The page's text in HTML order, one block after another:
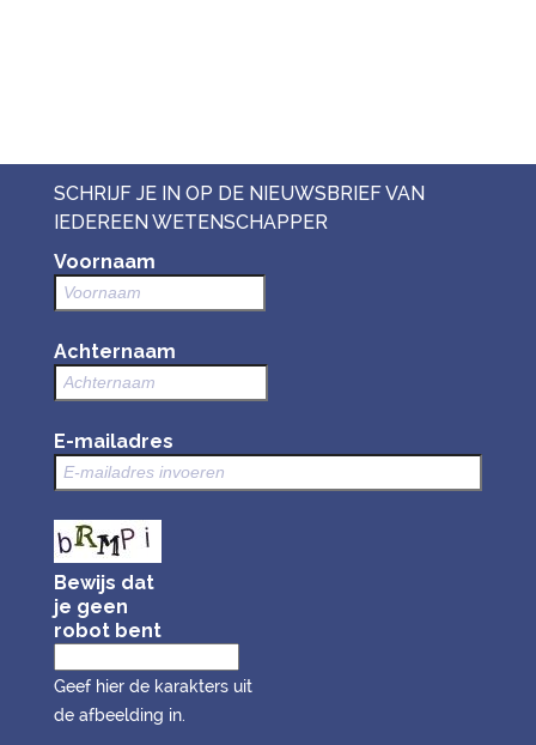
SCHRIJF JE IN OP DE NIEUWSBRIEF VAN
IEDEREEN WETENSCHAPPER
Voornaam
Achternaam
E-mailadres
Bewijs dat
je geen
robot bent
Geef hier de karakters uit
de afbeelding in.